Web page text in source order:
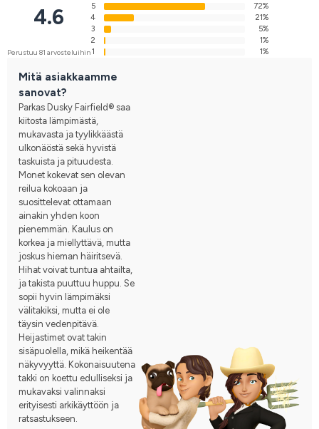
4.6
Perustuu 81 arvosteluihin
5
72%
4
21%
3
5%
2
1%
1
1%
Mitä asiakkaamme
sanovat?
Parkas Dusky Fairfield® saa
kiitosta lämpimästä,
mukavasta ja tyylikkäästä
ulkonäöstä sekä hyvistä
taskuista ja pituudesta.
Monet kokevat sen olevan
reilua kokoaan ja
suosittelevat ottamaan
ainakin yhden koon
pienemmän. Kaulus on
korkea ja miellyttävä, mutta
joskus hieman häiritsevä.
Hihat voivat tuntua ahtailta,
ja takista puuttuu huppu. Se
sopii hyvin lämpimäksi
välitakiksi, mutta ei ole
täysin vedenpitävä.
Heijastimet ovat takin
sisäpuolella, mikä heikentää
näkyvyyttä. Kokonaisuutena
takki on koettu edulliseksi ja
mukavaksi valinnaksi
erityisesti arkikäyttöön ja
ratsastukseen.